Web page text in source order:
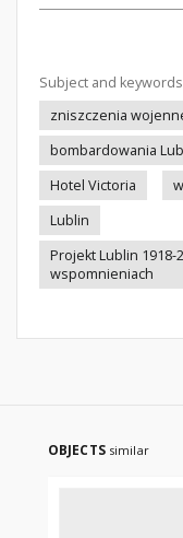
Subject and
zniszczenia
bombardowania
Hotel Victoria
Lublin
Projekt Lublin 1918-
wspomnieniach
OBJECTS similar